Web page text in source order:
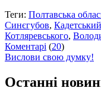
Теги: Полтавська
Синєгубов,
Котляревського,
Коментарі (20)
Вислови свою думку!
Останні